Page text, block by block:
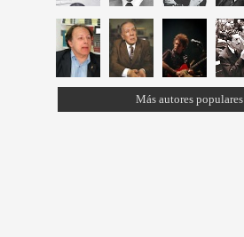
Más autores populares